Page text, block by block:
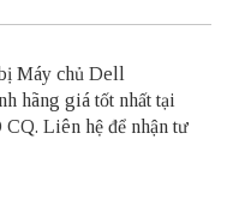
Máy chủ Dell
hãng giá tốt nhất tại
Liên hệ để nhận tư